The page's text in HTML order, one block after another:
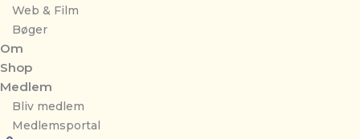
Web & Film
Bøger
Om
Shop
Medlem
Bliv medlem
Medlemsportal